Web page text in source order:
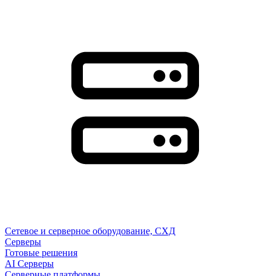
Сетевое и серверное оборудование, СХД
Cерверы
Готовые решения
AI Серверы